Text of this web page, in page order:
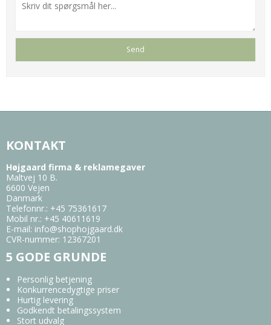
KONTAKT
Højgaard firma & reklamegaver
Maltvej 10 B.
6600 Vejen
Danmark
Telefonnr.: +45 75361617
Mobil nr.: +45 40611619
E-mail: info@shophojgaard.dk
CVR-nummer: 12367201
5 GODE GRUNDE
Personlig betjening
Konkurrencedygtige priser
Hurtig levering
Godkendt betalingssystem
Stort udvalg